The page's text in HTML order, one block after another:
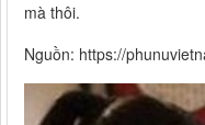
mà thôi.
Nguồn: https://